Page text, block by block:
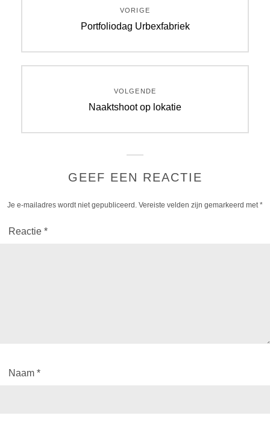
navigatie
VORIGE
Vorig
Portfoliodag Urbexfabriek
VOLGENDE
Volgend
Naaktshoot op lokatie
GEEF EEN REACTIE
Je e-mailadres wordt niet gepubliceerd. Vereiste velden zijn gemarkeerd met*
Reactie *
Naam *